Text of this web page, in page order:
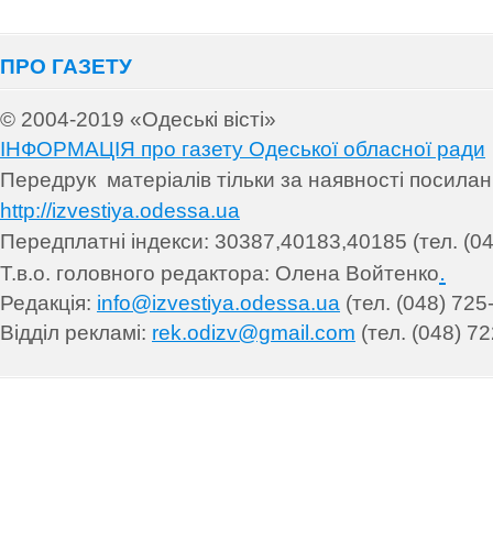
ПРО ГАЗЕТУ
© 2004-2019 «Одеські вісті»
ІНФОРМАЦІЯ про газету Одеської обласної ради
Передрук матеріалів тільки за наявності
http://izvestiya.odessa.ua
Передплатні індекси: 30387,40183,40185 (тел.
Т.в.о. головного редактора: Олена Войтенко.
Редакція: info@izvestiya.odessa.ua (тел. (048)
Відділ рекламі: rek.odizv@gmail.com (тел. (048)